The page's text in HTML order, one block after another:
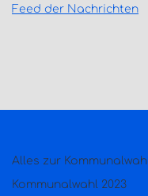
Feed der Nachrichten
Alles zur Kommunalwahl
Kommunalwahl 2023